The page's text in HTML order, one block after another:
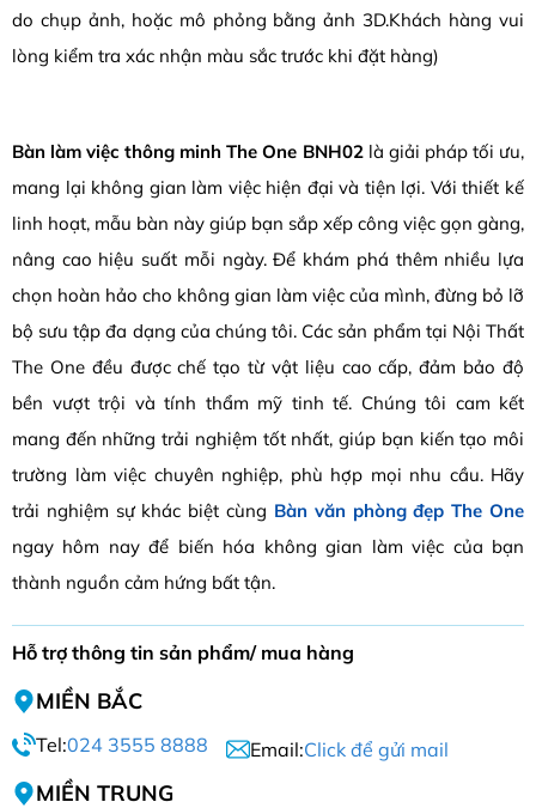
do chụp ảnh, hoặc mô phỏng bằng ảnh 3D.Khách hàng vui
lòng kiểm tra xác nhận màu sắc trước khi đặt hàng)
Bàn làm việc thông minh The One BNH02là giải pháp tối ưu,
mang lại không gian làm việc hiện đại và tiện lợi. Với thiết kế
linh hoạt, mẫu bàn này giúp bạn sắp xếp công việc gọn gàng,
nâng cao hiệu suất mỗi ngày. Để khám phá thêm nhiều lựa
chọn hoàn hảo cho không gian làm việc của mình, đừng bỏ lỡ
bộ sưu tập đa dạng của chúng tôi. Các sản phẩm tại Nội Thất
The One đều được chế tạo từ vật liệu cao cấp, đảm bảo độ
bền vượt trội và tính thẩm mỹ tinh tế. Chúng tôi cam kết
mang đến những trải nghiệm tốt nhất, giúp bạn kiến tạo môi
trường làm việc chuyên nghiệp, phù hợp mọi nhu cầu. Hãy
trải nghiệm sự khác biệt cùng Bàn văn phòng đẹp The One
ngay hôm nay để biến hóa không gian làm việc của bạn
thành nguồn cảm hứng bất tận.
Hỗ trợ thông tin sản phẩm/ mua hàng
MIỀN BẮC
Tel:024 3555 8888 Email:Click để gửi mail
MIỀN TRUNG